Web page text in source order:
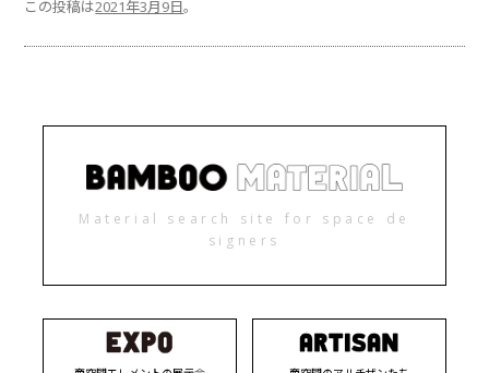
この投稿は2021年3月9日。
Material search site for space de
signers